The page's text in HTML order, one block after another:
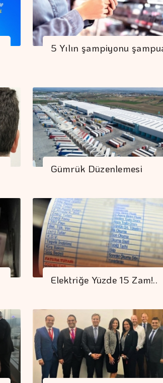
5 Yılın şampiyonu
Gümrük Düzenlemesi
Elektriğe Yüzde 15 Zam!..